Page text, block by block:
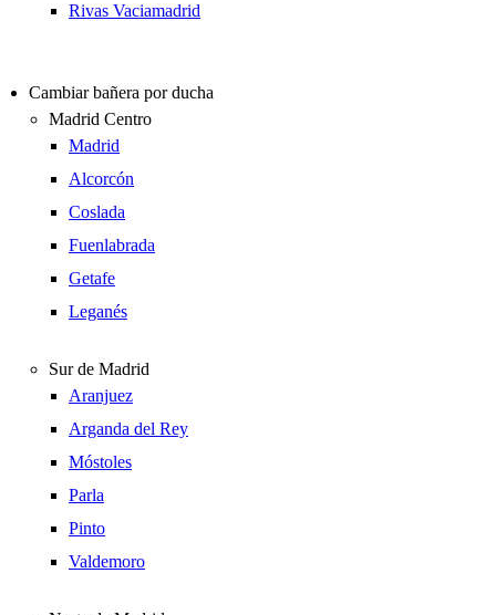
Rivas Vaciamadrid
Cambiar bañera por ducha
Madrid Centro
Madrid
Alcorcón
Coslada
Fuenlabrada
Getafe
Leganés
Sur de Madrid
Aranjuez
Arganda del Rey
Móstoles
Parla
Pinto
Valdemoro